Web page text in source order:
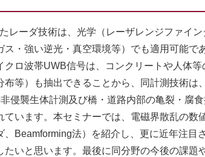
ーダ技術は、光学（レーザレンジファイン
・強い逆光・真空環境等）でも適用可能で
ロ波帯UWB信号は、コンクリートや人体等
等）も抽出できることから、同計測技術は
侵襲生体計測及び橋・道路内部の亀裂・腐
います。本セミナーでは、電磁界散乱の数
Beamforming法）を紹介し、更に近年注目
いと思います。最後に同分野の今後の課題